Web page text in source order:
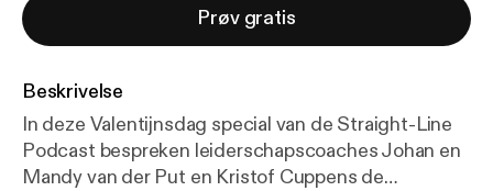
Prøv gratis
Beskrivelse
In deze Valentijnsdag special van de Straight-Line
Podcast bespreken leiderschapscoaches Johan en
Mandy van der Put en Kristof Cuppens de